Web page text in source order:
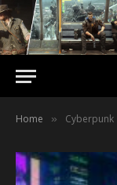
Home » Cyberpunk